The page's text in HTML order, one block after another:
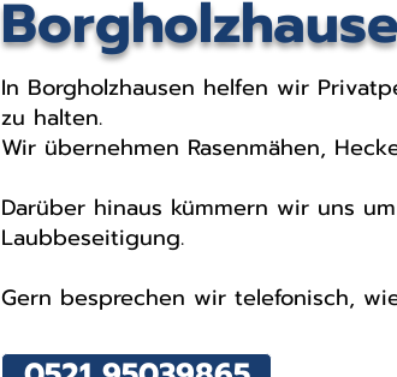
In Borgholzhausen helfen wir
zu halten.
Wir übernehmen Rasenmähen,
Darüber hinaus kümmern wir uns
Laubbeseitigung.
Gern besprechen wir telefonisch,